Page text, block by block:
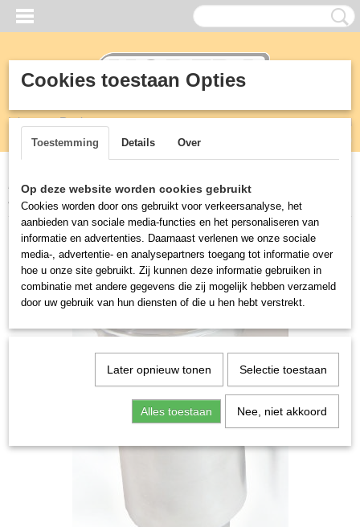
Inloggen Registreren
(0)
Home >Vetafscheiders>Afvalwater filters>Bodemzeef met
afvalmand
Cookies toestaan Opties
Toestemming Details Over
Op deze website worden cookies gebruikt
Cookies worden door ons gebruikt voor verkeersanalyse, het
aanbieden van sociale media-functies en het personaliseren van
informatie en advertenties. Daarnaast verlenen we onze sociale
media-, advertentie- en analysepartners toegang tot informatie over
hoe u onze site gebruikt. Zij kunnen deze informatie gebruiken in
combinatie met andere gegevens die zij mogelijk hebben verzameld
door uw gebruik van hun diensten of die u hen hebt verstrekt.
Later opnieuw tonen Selectie toestaan
Alles toestaan Nee, niet akkoord